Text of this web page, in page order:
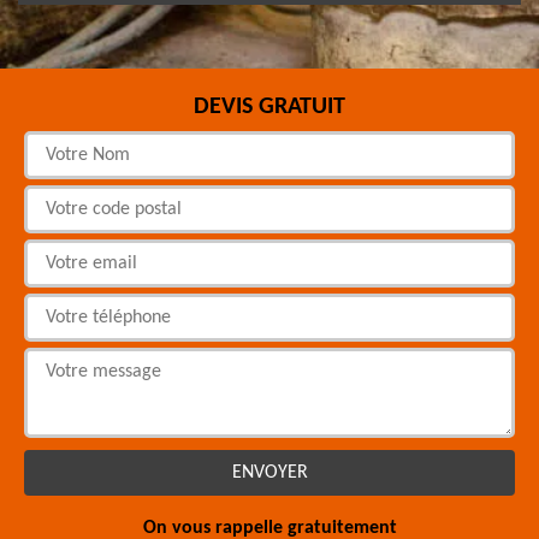
DEVIS GRATUIT
On vous rappelle gratuitement